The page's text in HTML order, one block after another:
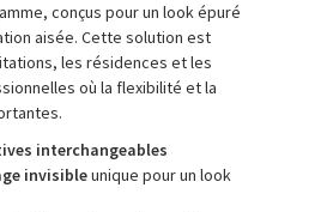
conçus pour un look épuré
aisée. Cette solution est
les résidences et les
où la flexibilité et la
interchangeables
invisibleunique pour un look